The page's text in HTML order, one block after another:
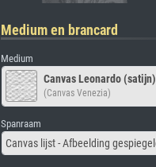
Medium en brancard
Medium
Canvas Leonardo (satijn)
(Canvas Venezia)
Spanraam